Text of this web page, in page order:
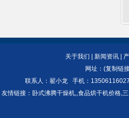
关于我们 新闻资讯|
网址：(复制链
联系人：翟小龙 手机：
友情链接： 卧式沸腾干燥机,,食品烘干机价格,